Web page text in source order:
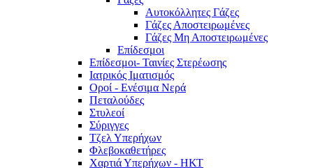
Αυτοκόλλητες Γάζες
Γάζες Αποστειρωμένες
Γάζες Μη Αποστειρωμένες
Επίδεσμοι
Επίδεσμοι- Ταινίες Στερέωσης
Ιατρικός Ιματισμός
Οροί - Ενέσιμα Νερά
Πεταλούδες
Στυλεοί
Σύριγγες
Τζελ Υπερήχων
Φλεβοκαθετήρες
Χαρτιά Υπερήχων - ΗΚΤ